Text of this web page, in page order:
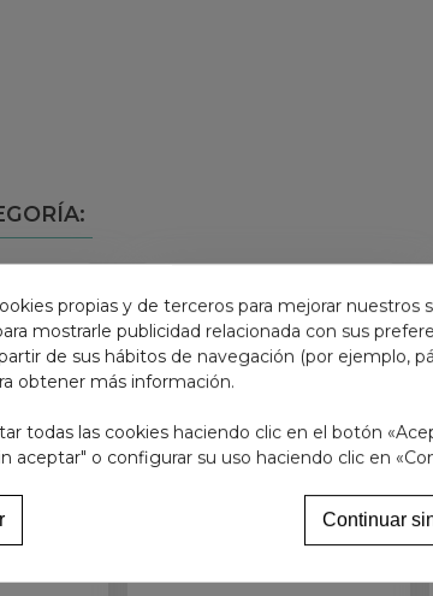
propias y de terceros para mejorar nuestros
mostrarle publicidad relacionada con sus
de sus hábitos de navegación (por ejemplo,
obtener más información.
todas las cookies haciendo clic en el botón
aceptar" o configurar su uso haciendo clic en
Continuar